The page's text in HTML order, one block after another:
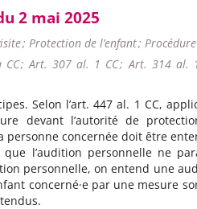
2 mai 2025
; Protection de l’enfant ; Procédure
; Art. 307 al. 1 CC ; Art. 314 al.
Selon l’art. 447 al. 1 CC,
devant l’autorité de
personne concernée doit être
l’audition personnelle ne
personnelle, on entend une
concerné·e par une mesure